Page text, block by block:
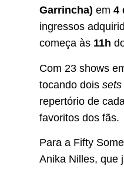
Garrincha) em 4
ingressos
começa às 11h
Com 23 shows
tocando dois sets
repertório de
favoritos dos fãs.
Para a Fifty
Anika Nilles, que